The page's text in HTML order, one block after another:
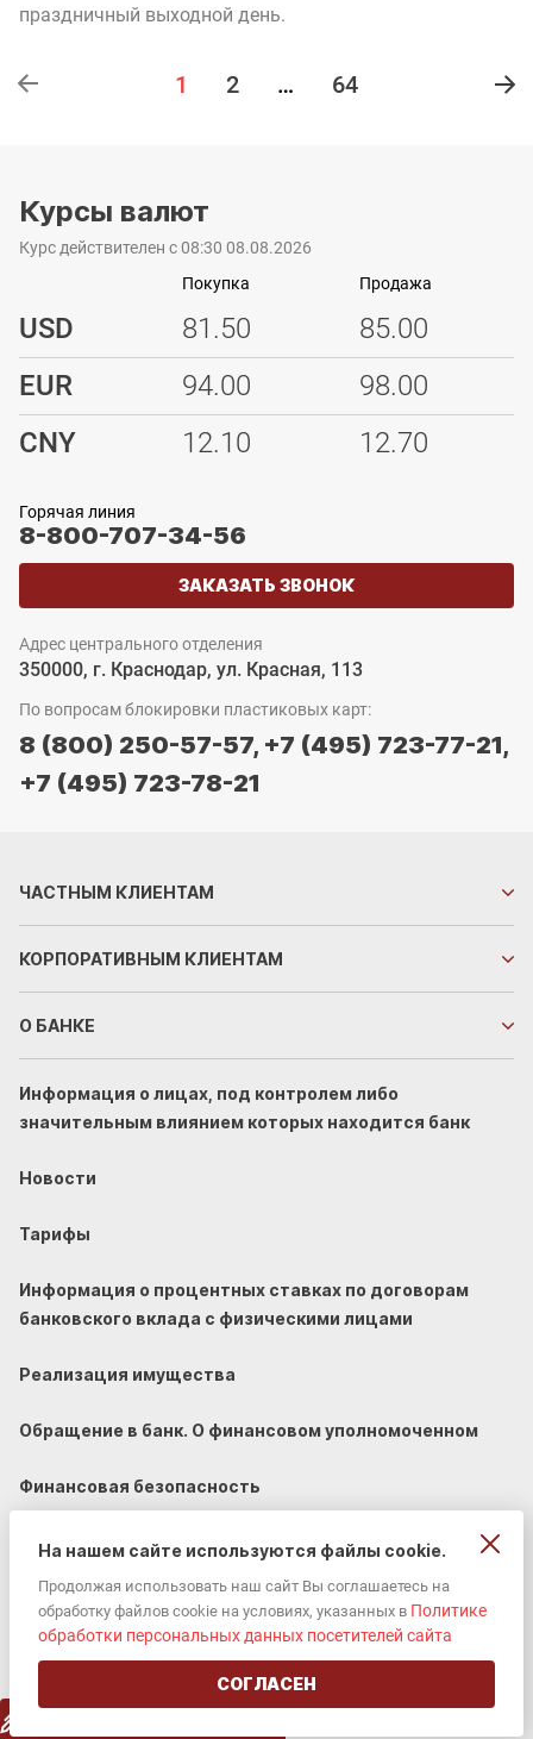
праздничный выходной день.
1 2 … 64
Курсы валют
Курс действителен с 08:30 08.08.2026
USD
Покупка
81.50
Продажа
85.00
EUR
94.00
98.00
CNY
12.10 12.70
Горячая линия
8-800-707-34-56
ЗАКАЗАТЬ ЗВОНОК
Адрес центрального отделения
350000, г. Краснодар, ул. Красная, 113
По вопросам блокировки пластиковых карт:
8 (800) 250-57-57, +7 (495) 723-77-21,
+7 (495) 723-78-21
ЧАСТНЫМ КЛИЕНТАМ
КОРПОРАТИВНЫМ КЛИЕНТАМ
О БАНКЕ
Информация о лицах, под контролем либо
значительным влиянием которых находится банк
Новости
Тарифы
Информация о процентных ставках по договорам
банковского вклада с физическими лицами
Реализация имущества
Обращение в банк. О финансовом уполномоченном
Финансовая безопасность
© 2002-2026 «ЮГ-Инвестбанк» (ПАО).
На нашем сайте используются файлы cookie.
Продолжая использовать наш сайт Вы соглашаетесь на
обработку файлов cookie на условиях, указанных в Политике
обработки персональных данных посетителей сайта
СОГЛАСЕН